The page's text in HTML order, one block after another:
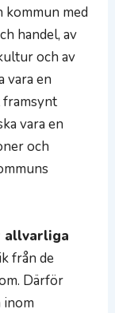
kommun med
handel, av
och av
vara en
framsynt
vara en
och
allvarliga
från de
Därför
inom